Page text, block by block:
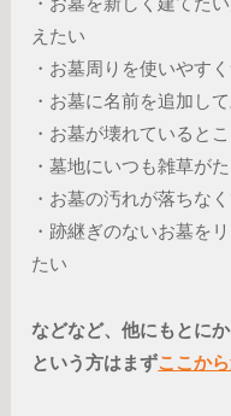
えたい
・お墓周りを使いやす
・お墓に名前を追加し
・お墓が壊れていると
・墓地にいつも雑草が
・お墓の汚れが落ちな
・跡継ぎのないお墓を
たい
などなど、他にもとに
という方はまずここか